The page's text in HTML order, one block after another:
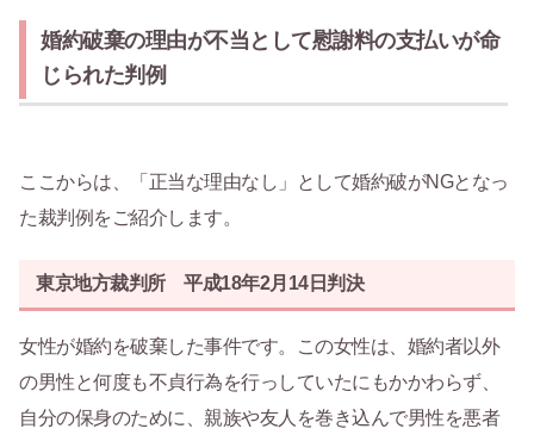
婚約破棄の理由が不当として慰謝料の支払いが命
じられた判例
ここからは、「正当な理由なし」として婚約破がNGとなっ
た裁判例をご紹介します。
東京地方裁判所 平成18年2月14日判決
女性が婚約を破棄した事件です。この女性は、婚約者以外
の男性と何度も不貞行為を行っしていたにもかかわらず、
自分の保身のために、親族や友人を巻き込んで男性を悪者